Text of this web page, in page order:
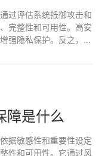
过评估系统抵御攻击和
完整性和可用性。高安
强隐私保护。反之，隐
障是什么
据敏感性和重要性设定
性和可用性。它通过风